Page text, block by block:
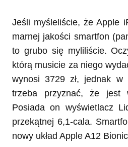
Jeśli myśleliście, że Apple
marnej jakości smartfon
to grubo się myliliście.
którą musicie za niego
wynosi 3729 zł, jednak w
trzeba przyznać, że jest
Posiada on wyświetlacz
przekątnej 6,1-cala.
nowy układ Apple A12